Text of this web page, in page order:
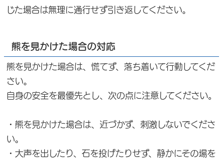
じた場合は無理に通行せず引き返してください。
熊を見かけた場合の対応
熊を見かけた場合は、慌てず、落ち着いて行動してくだ
さい。
自身の安全を最優先とし、次の点に注意してください。
・熊を見かけた場合は、近づかず、刺激しないでくださ
い。
・大声を出したり、石を投げたりせず、静かにその場を